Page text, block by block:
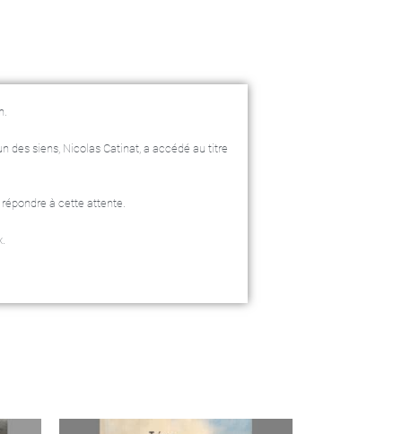
des siens, Nicolas Catinat, a accédé au titre
à cette attente.